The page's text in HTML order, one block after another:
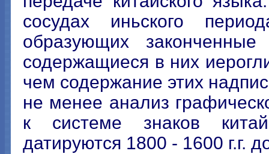
сосудах иньского
образующих
содержащиеся в них
чем содержание этих
не менее анализ
к системе знаков
датируются 1800 - 1600 г.г.